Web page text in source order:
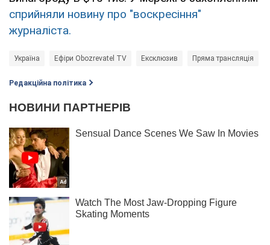
сприйняли новину про "воскресіння"
журналіста.
Україна Ефіри Obozrevatel TV Ексклюзив Пряма трансляція
Редакційна політика